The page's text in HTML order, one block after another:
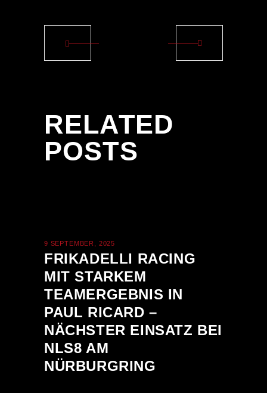
RELATED
POSTS
9 SEPTEMBER, 2025
FRIKADELLI RACING
MIT STARKEM
TEAMERGEBNIS IN
PAUL RICARD –
NÄCHSTER EINSATZ BEI
NLS8 AM
NÜRBURGRING